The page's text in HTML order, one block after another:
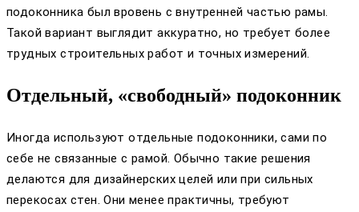
подоконника был вровень с внутренней частью рамы.
Такой вариант выглядит аккуратно, но требует более
трудных строительных работ и точных измерений.
Отдельный, «свободный» подоконник
Иногда используют отдельные подоконники, сами по
себе не связанные с рамой. Обычно такие решения
делаются для дизайнерских целей или при сильных
перекосах стен. Они менее практичны, требуют